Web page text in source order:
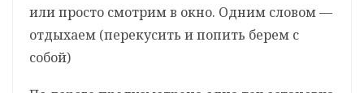
или просто смотрим в окно. Одним словом —
отдыхаем (перекусить и попить берем с
собой)